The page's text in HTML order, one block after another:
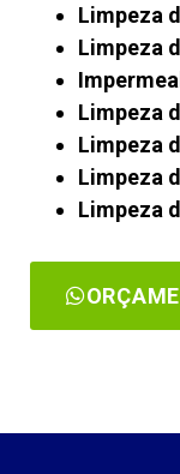
Limpeza
Limpeza
Limpeza
Limpeza
Limpeza
Limpeza